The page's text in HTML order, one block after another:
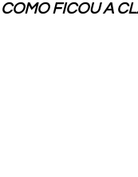
COMO FICOU A